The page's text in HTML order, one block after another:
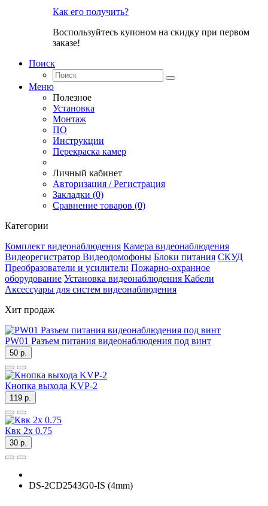
Как его получить?
Воспользуйтесь купоном на скидку при первом
заказе!
Поиск
Меню
Полезное
Установка
Монтаж
ПО
Инструкции
Перекраска камер
Личный кабинет
Авторизация / Регистрация
Закладки (0)
Сравнение товаров (0)
Категории
Комплект видеонаблюдения Камера видеонаблюдения
Видеорегистратор Видеодомофоны Блоки питания СКУД
Преобразователи и усилители Пожарно-охранное
оборудование Установка видеонаблюдения Кабели
Аксессуары для систем видеонаблюдения
Хит продаж
PW01 Разъем питания видеонаблюдения под винт
50 р.
Кнопка выхода KVP-2
119 р.
Квк 2х 0.75
30 р.
DS-2CD2543G0-IS (4mm)